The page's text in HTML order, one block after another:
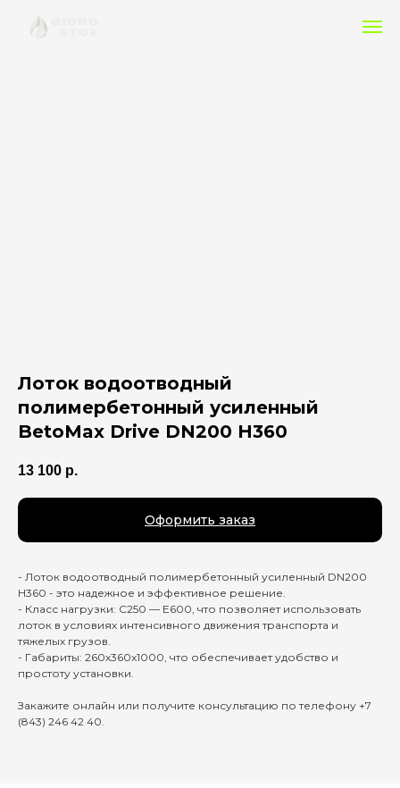
Лоток водоотводный
полимербетонный усиленный
BetoMax Drive DN200 H360
13 100 р.
Оформить заказ
- Лоток водоотводный полимербетонный усиленный DN200
H360 - это надежное и эффективное решение.
- Класс нагрузки: C250 — E600, что позволяет использовать
лоток в условиях интенсивного движения транспорта и
тяжелых грузов.
- Габариты: 260x360x1000, что обеспечивает удобство и
простоту установки.
Закажите онлайн или получите консультацию по телефону +7
(843) 246 42 40.